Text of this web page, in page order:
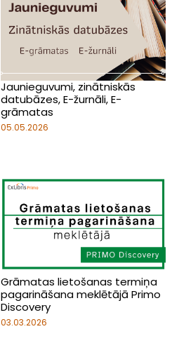
Jaunieguvumi, zinātniskās
datubāzes, E-žurnāli, E-
grāmatas
05.05.2026
Grāmatas lietošanas termiņa
pagarināšana meklētājā Primo
Discovery
03.03.2026